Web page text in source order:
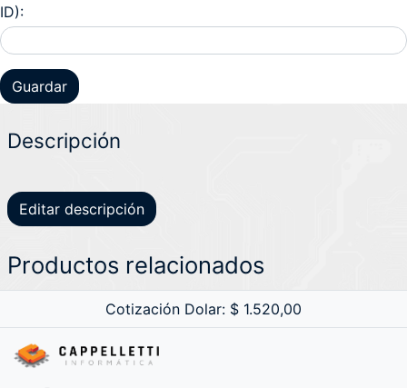
ID):
Descripción
Editar descripción
Productos relacionados
Cotización Dolar: $ 1.520,00